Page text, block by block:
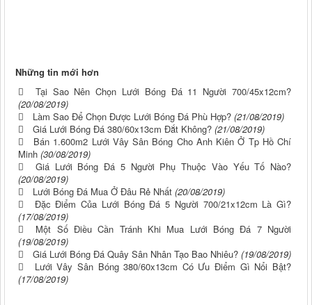
Những tin mới hơn
Tại Sao Nên Chọn Lưới Bóng Đá 11 Người 700/45x12cm?
(20/08/2019)
Làm Sao Để Chọn Được Lưới Bóng Đá Phù Hợp? (21/08/2019)
Giá Lưới Bóng Đá 380/60x13cm Đắt Không? (21/08/2019)
Bán 1.600m2 Lưới Vây Sân Bóng Cho Anh Kiên Ở Tp Hồ Chí
Minh (30/08/2019)
Giá Lưới Bóng Đá 5 Người Phụ Thuộc Vào Yếu Tố Nào?
(20/08/2019)
Lưới Bóng Đá Mua Ở Đâu Rẻ Nhất (20/08/2019)
Đặc Điểm Của Lưới Bóng Đá 5 Người 700/21x12cm Là Gì?
(17/08/2019)
Một Số Điều Cần Tránh Khi Mua Lưới Bóng Đá 7 Người
(19/08/2019)
Giá Lưới Bóng Đá Quây Sân Nhân Tạo Bao Nhiêu? (19/08/2019)
Lưới Vây Sân Bóng 380/60x13cm Có Ưu Điểm Gì Nổi Bật?
(17/08/2019)